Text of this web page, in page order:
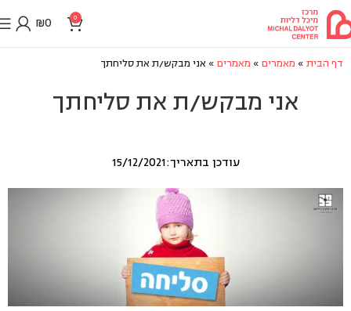
0
₪0
דף הבית » מאמרים » מאמרים » אני מבקש/ת את סליחתך
אני מבקש/ת את סליחתך
עודכן בתאריך:15/12/2021